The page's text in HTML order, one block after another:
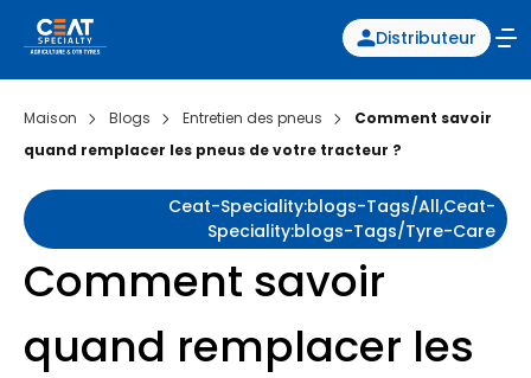
Distributeur
Maison Blogs Entretien des pneus
Comment savoir
quand remplacer les pneus de votre tracteur ?
Ceat-Speciality:blogs-Tags/all,ceat-
Speciality:blogs-Tags/tyre-Care
Comment savoir
quand remplacer les